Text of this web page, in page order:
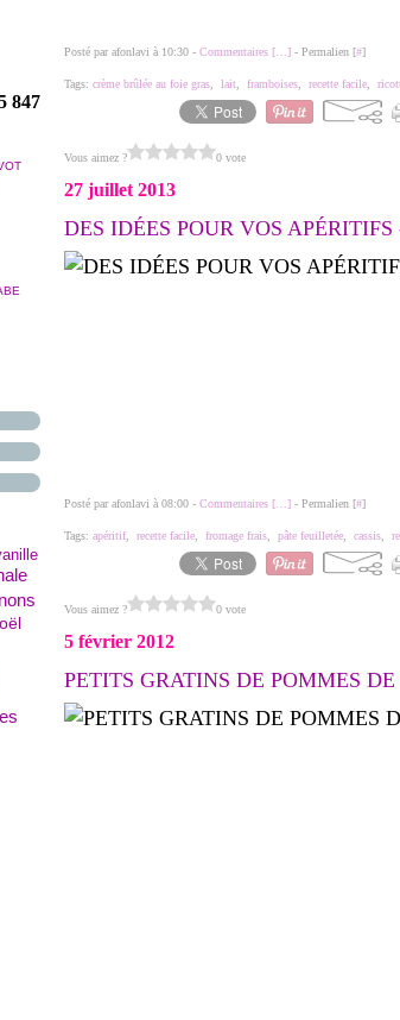
847
Posté par afonlavi à 10:30 - Commentaires [ ] - Permalien [#]
Tags: crème brûlée au foie gras lait framboises recette facile
Vous aimez ? 0 vote
27 juillet 2013
DES IDÉES POUR VOS
Posté par afonlavi à 08:00 - Commentaires [ ] - Permalien [#]
Tags: apéritif, recette facile fromage frais pâte feuilletée cassis
Vous aimez ? 0 vote
5 février 2012
PETITS GRATINS DE POMMES